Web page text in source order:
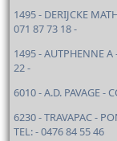
1495 - DERIJCKE
071 87 73 18 -
1495 - AUTPHENNE A
22 -
6010 - A.D. PAVAGE -
6230 - TRAVAPAC -
TEL: - 0476 84 55 46